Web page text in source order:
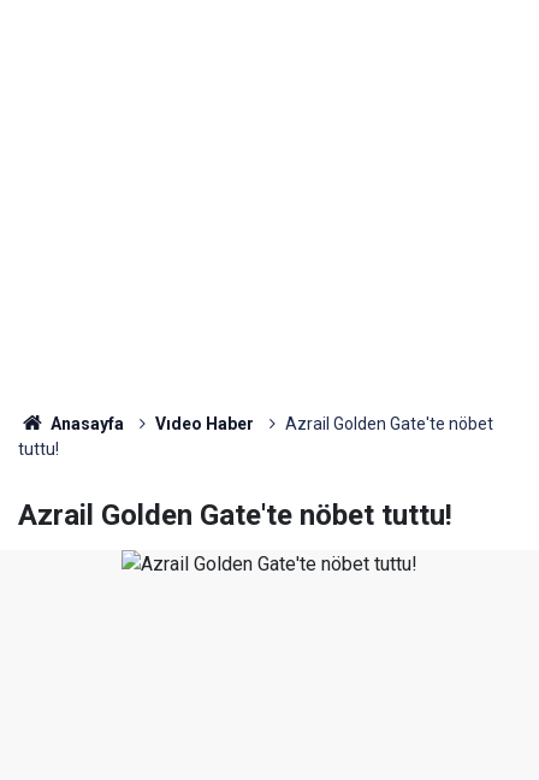
Anasayfa Vıdeo Haber
Azrail Golden Gate'te nöbet
tuttu!
Azrail Golden Gate'te nöbet tuttu!